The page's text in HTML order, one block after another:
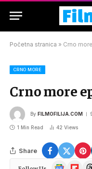
Početna stranica » Crno
CRNO MORE
Crno more
By FILMOFILIJA.COM
1 Min Read 42 Views
Share
Google